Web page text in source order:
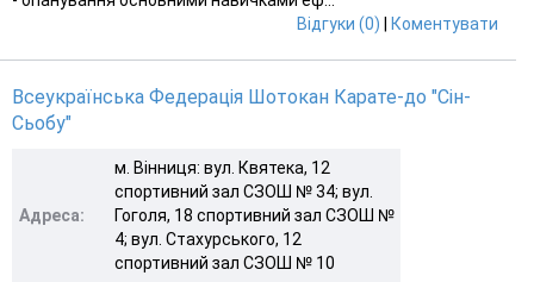
Відгуки (0)
Коментувати
Всеукраїнська Федерація Шотокан Карате-до "Сін-
Сьобу"
Адреса:
м. Вінниця: вул. Квятека, 12
спортивний зал СЗОШ № 34; вул.
Гоголя, 18 спортивний зал СЗОШ №
4; вул. Стахурського, 12
спортивний зал СЗОШ № 10